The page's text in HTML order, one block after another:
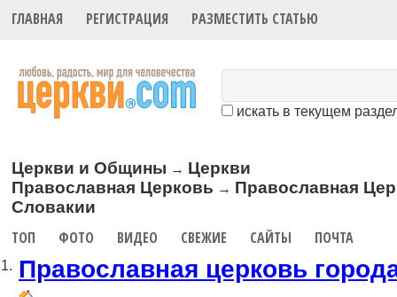
ГЛАВНАЯ РЕГИСТРАЦИЯ РАЗМЕСТИТЬ СТАТЬЮ
искать в текущем
Церкви и Общины → Церкви
Православная Церковь → Православная
Словакии
ТОП ФОТО ВИДЕО СВЕЖИЕ САЙТЫ ПОЧТА
1. Православная церковь